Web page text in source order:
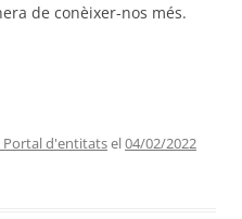
de conèixer-nos més.
_Portal d'entitatsel04/02/2022